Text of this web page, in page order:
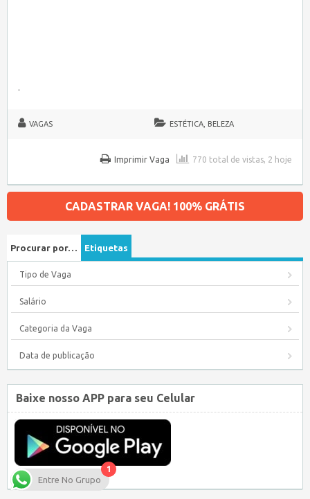
.
VAGAS ESTÉTICA, BELEZA
770 total de vistas, 2 hoje
Imprimir Vaga
CADASTRAR VAGA! 100% GRÁTIS
Procurar por… Etiquetas
Tipo de Vaga
Salário
Categoria da Vaga
Data de publicação
Baixe nosso APP para seu Celular
1
Entre No Grupo